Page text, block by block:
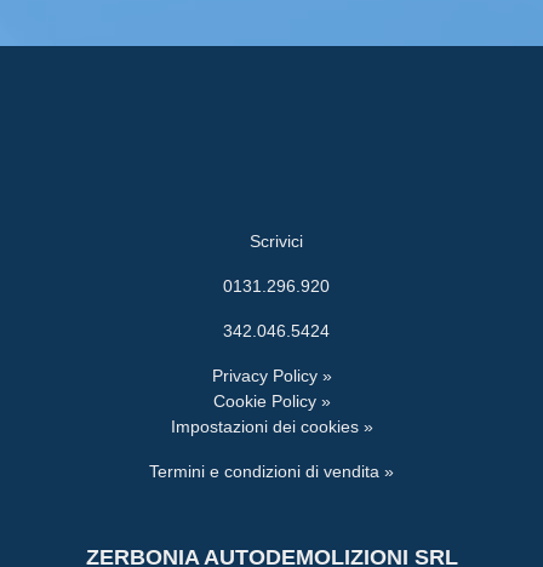
Scrivici
0131.296.920
342.046.5424
Privacy Policy »
Cookie Policy »
Impostazioni dei cookies »
Termini e condizioni di vendita »
ZERBONIA AUTODEMOLIZIONI SRL